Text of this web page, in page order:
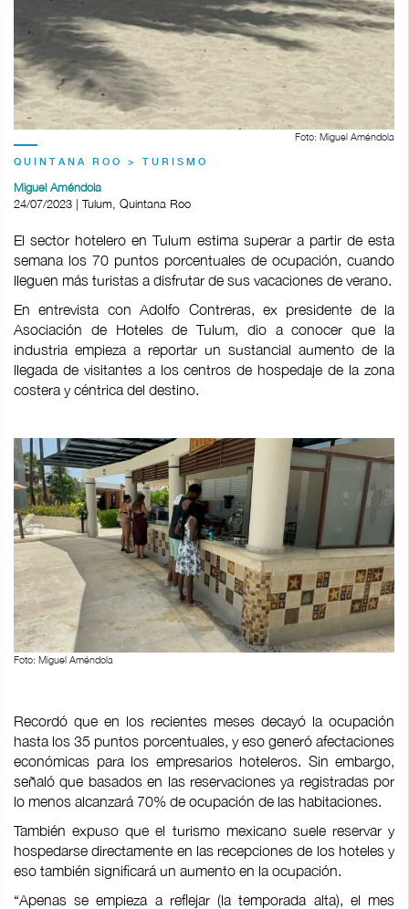
Foto: Miguel Améndola
QUINTANA ROO > TURISMO
Miguel Améndola
24/07/2023 | Tulum, Quintana Roo
El sector hotelero en Tulum estima superar a partir de esta
semana los 70 puntos porcentuales de ocupación, cuando
lleguen más turistas a disfrutar de sus vacaciones de verano.
En entrevista con Adolfo Contreras, ex presidente de la
Asociación de Hoteles de Tulum, dio a conocer que la
industria empieza a reportar un sustancial aumento de la
llegada de visitantes a los centros de hospedaje de la zona
costera y céntrica del destino.
Foto: Miguel Améndola
Recordó que en los recientes meses decayó la ocupación
hasta los 35 puntos porcentuales, y eso generó afectaciones
económicas para los empresarios hoteleros. Sin embargo,
señaló que basados en las reservaciones ya registradas por
lo menos alcanzará 70% de ocupación de las habitaciones.
También expuso que el turismo mexicano suele reservar y
hospedarse directamente en las recepciones de los hoteles y
eso también significará un aumento en la ocupación.
“Apenas se empieza a reflejar (la temporada alta), el mes